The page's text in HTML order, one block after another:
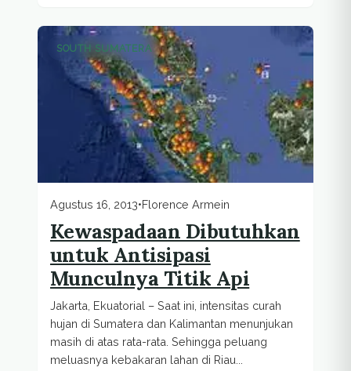
SOUTH SUMATERA
Agustus 16, 2013•Florence Armein
Kewaspadaan Dibutuhkan
untuk Antisipasi
Munculnya Titik Api
Jakarta, Ekuatorial – Saat ini, intensitas curah
hujan di Sumatera dan Kalimantan menunjukan
masih di atas rata-rata. Sehingga peluang
meluasnya kebakaran lahan di Riau...